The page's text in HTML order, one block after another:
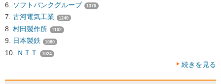
ソフトバンクグループ 1370
古河電気工業 1240
村田製作所 1102
日本製鉄 1080
ＮＴＴ 1024
続きを見る